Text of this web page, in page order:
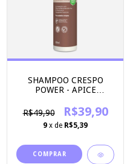
SHAMPOO CRESPO
POWER - APICE
R$49,90
R$39,90
9 x de R$5,39